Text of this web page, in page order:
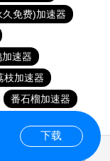
久免费)加速器
速器
枝加速器
番石榴加速器
下载